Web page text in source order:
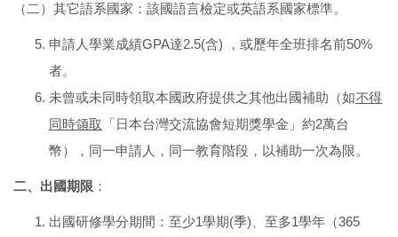
（二）其它語系國家：該國語言檢定或英語系國家標準。
申請人學業成績GPA達2.5(含) ，或歷年全班排名前50%
者。
未曾或未同時領取本國政府提供之其他出國補助（如不得
同時領取
「日本台灣交流協會短期獎學金」約2萬台
幣），同一申請人，同一教育階段，以補助一次為限。
二、出國期限 ：
出國研修學分期間：至少1學期(季)、至多1學年（365